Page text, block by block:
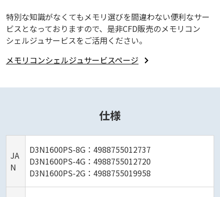
特別な知識がなくてもメモリ選びを間違わない便利なサー
ビスとなっておりますので、是非CFD販売のメモリコン
シェルジュサービスをご活用ください。
メモリコンシェルジュサービスページ
仕様
JA
N
D3N1600PS-8G：4988755012737
D3N1600PS-4G：4988755012720
D3N1600PS-2G：4988755019958